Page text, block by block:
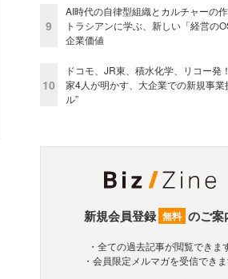
9
AI時代の自律型組織とカルチャーの
トラシアンに学ぶ、新しい「経営の
企業価値
10
ドコモ、JR東、積水化学、リコー発
家4人が明かす、大企業での新規事業
ル”
新規会員登録 無料 のご案
・全ての過去記事が閲覧できま
・会員限定メルマガを受信でき